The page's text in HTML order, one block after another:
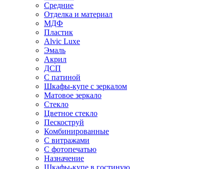
Средние
Отделка и материал
МДФ
Пластик
Alvic Luxe
Эмаль
Акрил
ДСП
С патиной
Шкафы-купе с зеркалом
Матовое зеркало
Стекло
Цветное стекло
Пескоструй
Комбинированные
С витражами
С фотопечатью
Назначение
Шкафы-купе в гостиную